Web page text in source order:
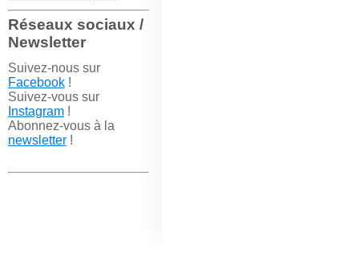
Réseaux sociaux /
Newsletter
Suivez-nous sur
Facebook!
Suivez-vous sur
Instagram!
Abonnez-vous à la
newsletter!